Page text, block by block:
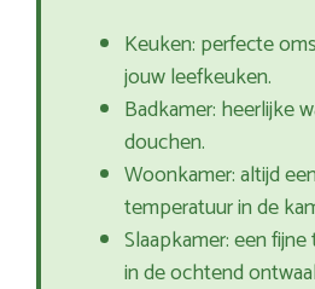
Keuken: perfecte
jouw leefkeuken.
Badkamer: heerlijke
douchen.
Woonkamer: altijd
temperatuur in de
Slaapkamer: een
in de ochtend